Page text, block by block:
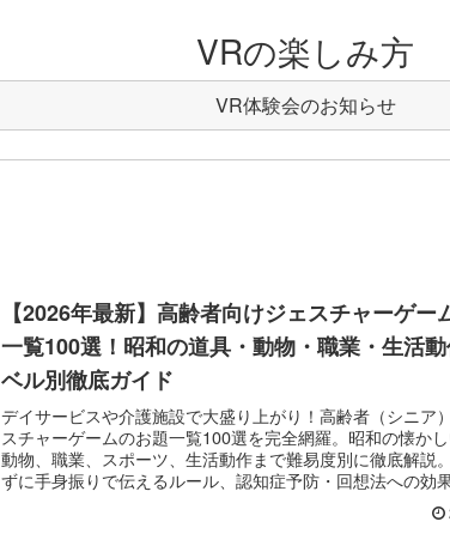
VRの楽しみ方
VR体験会のお知らせ
【2026年最新】高齢者向けジェスチャーゲー
一覧100選！昭和の道具・動物・職業・生活
ベル別徹底ガイド
デイサービスや介護施設で大盛り上がり！高齢者（シニア
スチャーゲームのお題一覧100選を完全網羅。昭和の懐かし
動物、職業、スポーツ、生活動作まで難易度別に徹底解説
ずに手身振りで伝えるルール、認知症予防・回想法への効
ま印刷して使えるお題カードレイアウトまでお届けします。